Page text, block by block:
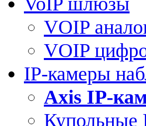
VOIP
VOIP
IP-камеры
Axis IP-
Купольные